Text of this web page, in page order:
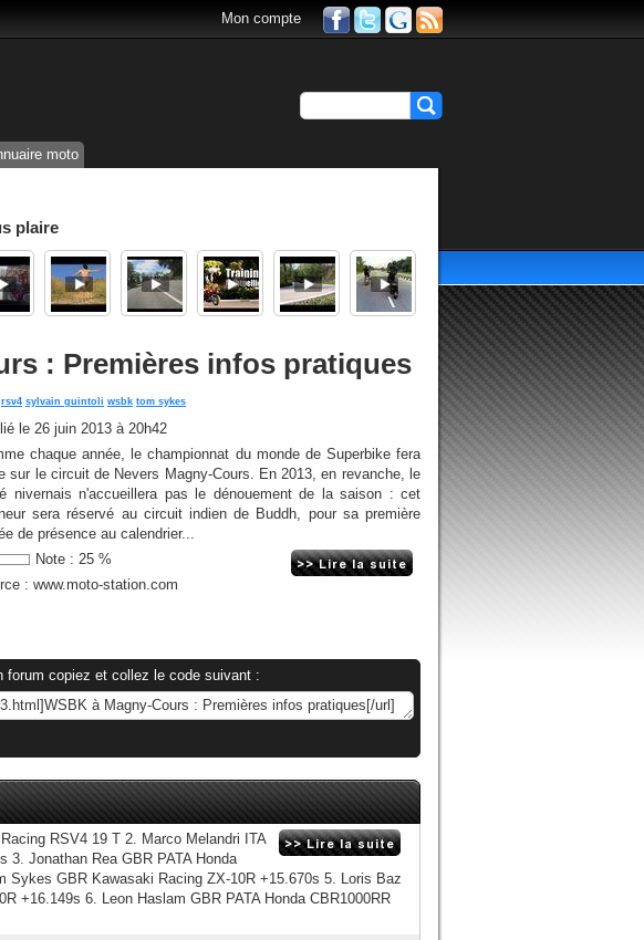
Mon compte
moto
plaire
: Premières infos pratiques
rsv4 sylvain guintoli wsbk tom sykes
le 26 juin 2013 à 20h42
chaque année, le championnat du monde de Superbike fera
sur le circuit de Nevers Magny-Cours. En 2013, en revanche, le
nivernais n'accueillera pas le dénouement de la saison : cet
sera réservé au circuit indien de Buddh, pour sa première
de présence au calendrier...
Note : 25 %
: www.moto-station.com
forum copiez et collez le code suivant :
RSV4 19 T 2. Marco Melandri ITA
3. Jonathan Rea GBR PATA Honda
Sykes GBR Kawasaki Racing ZX-10R +15.670s 5. Loris Baz
+16.149s 6. Leon Haslam GBR PATA Honda CBR1000RR